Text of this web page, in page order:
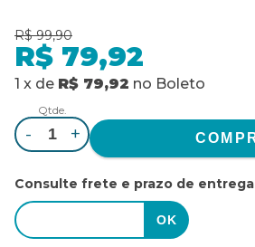
R$ 99,90
R$ 79,92
1 x de R$ 79,92 no Boleto
Qtde.
- +
Consulte frete e prazo de entrega